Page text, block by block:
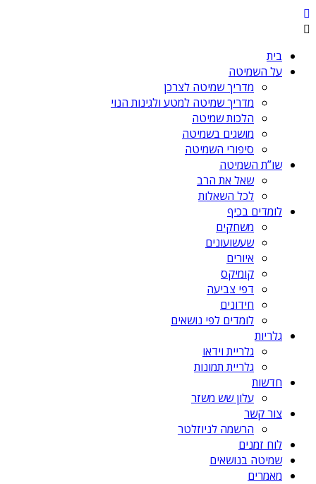
בית
על השמיטה
מדריך שמיטה לצרכן
מדריך שמיטה למטע ולגינות הנוי
הלכות שמיטה
מושגים בשמיטה
סיפורי השמיטה
שו”ת השמיטה
שאל את הרב
לכל השאלות
לומדים בכיף
משחקים
שעשועונים
איורים
קומיקס
דפי צביעה
חידונים
לומדים לפי נושאים
גלריות
גלריית וידאו
גלריית תמונות
חדשות
עלון שש משזר
צור קשר
הרשמה לניוזלטר
לוח זמנים
שמיטה בנושאים
מאמרים